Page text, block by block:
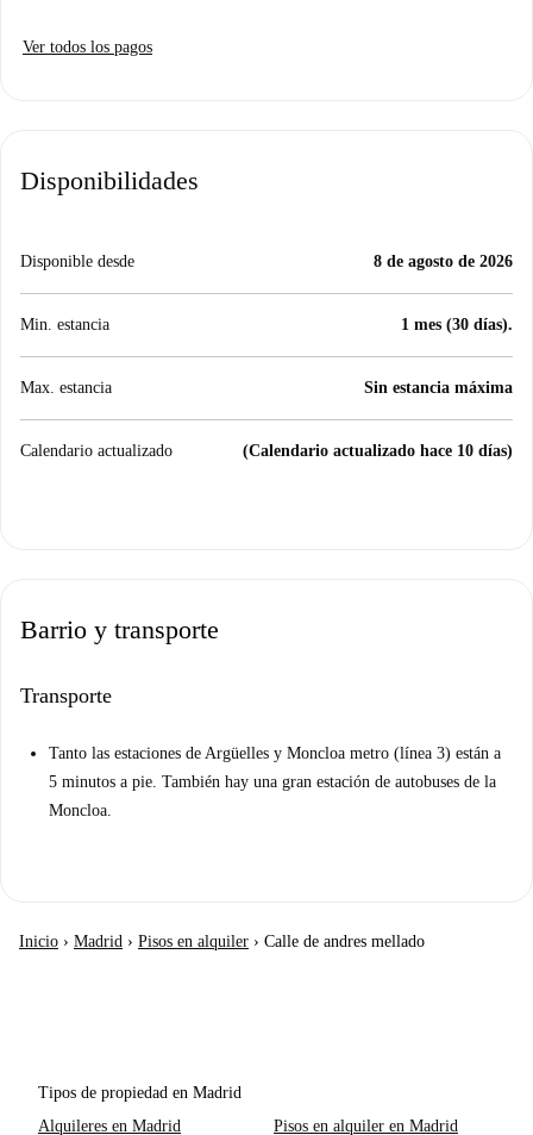
Ver todos los pagos
Disponibilidades
Disponible desde 8 de agosto de 2026
Min. estancia 1 mes (30 días).
Max. estancia Sin estancia máxima
Calendario actualizado (Calendario actualizado hace 10 días)
Barrio y transporte
Transporte
Tanto las estaciones de Argüelles y Moncloa metro (línea 3) están a
5 minutos a pie. También hay una gran estación de autobuses de la
Moncloa.
Inicio › Madrid › Pisos en alquiler › Calle de andres mellado
Tipos de propiedad en Madrid
Alquileres en Madrid
Pisos en alquiler en Madrid